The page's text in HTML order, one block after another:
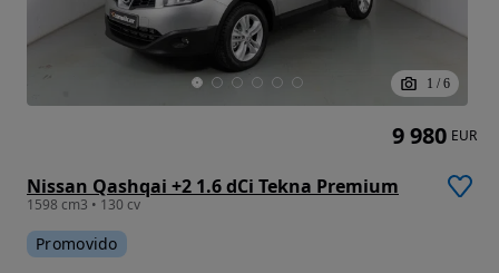
1 / 6
Nissan Qashqai +2 1.6 dCi Tekna Premium
1598 cm3 • 130 cv
Promovido
9 980 EUR